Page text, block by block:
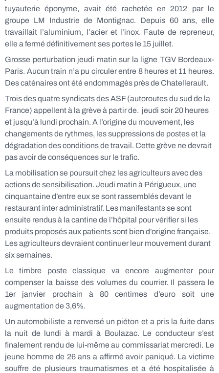
tuyauterie éponyme, avait été rachetée en 2012 par le
groupe LM Industrie de Montignac. Depuis 60 ans, elle
travaillait l’aluminium, l’acier et l’inox. Faute de repreneur,
elle a fermé définitivement ses portes le 15 juillet.
Grosse perturbation jeudi matin sur la ligne TGV Bordeaux-
Paris. Aucun train n’a pu circuler entre 8 heures et 11 heures.
Des caténaires ont été endommagés près de Chatellerault.
Trois des quatre syndicats des ASF (autoroutes du sud de la
France) appellent à la grève à partir de. jeudi soir 20 heures
et jusqu’à lundi prochain. A l’origine du mouvement, les
changements de rythmes, les suppressions de postes et la
dégradation des conditions de travail. Cette grève ne devrait
pas avoir de conséquences sur le trafic.
La mobilisation se poursuit chez les agriculteurs avec des
actions de sensibilisation. Jeudi matin à Périgueux, une
cinquantaine d’entre eux se sont rassemblés devant le
restaurant inter administratif. Les manifestants se sont
ensuite rendus à la cantine de l’hôpital pour vérifier si les
produits proposés aux patients sont bien d’origine française.
Les agriculteurs devraient continuer leur mouvement durant
six semaines.
Le timbre poste classique va encore augmenter pour
compenser la baisse des volumes du courrier. Il passera le
1er janvier prochain à 80 centimes d’euro soit une
augmentation de 3,6%.
Un automobiliste a renversé un piéton et a pris la fuite dans
la nuit de lundi à mardi à Boulazac. Le conducteur s’est
finalement rendu de lui-même au commissariat mercredi. Le
jeune homme de 26 ans a affirmé avoir paniqué. La victime
souffre de plusieurs traumatismes et a été hospitalisée à